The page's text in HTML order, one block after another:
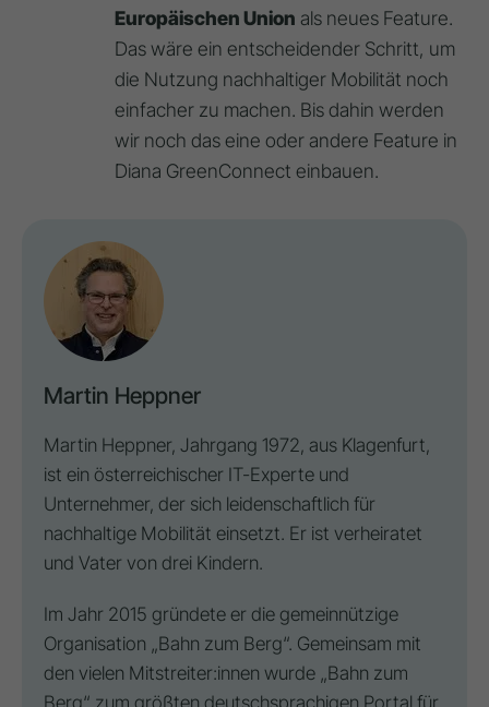
Europäischen Union als neues Feature.
Das wäre ein entscheidender Schritt, um
die Nutzung nachhaltiger Mobilität noch
einfacher zu machen. Bis dahin werden
wir noch das eine oder andere Feature in
Diana GreenConnect einbauen.
Martin Heppner
Martin Heppner, Jahrgang 1972, aus Klagenfurt,
ist ein österreichischer IT-Experte und
Unternehmer, der sich leidenschaftlich für
nachhaltige Mobilität einsetzt. Er ist verheiratet
und Vater von drei Kindern.
Im Jahr 2015 gründete er die gemeinnützige
Organisation „Bahn zum Berg“. Gemeinsam mit
den vielen Mitstreiter:innen wurde „Bahn zum
Berg“ zum größten deutschsprachigen Portal für